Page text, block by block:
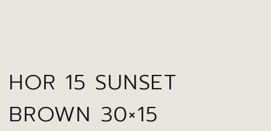
HOR 15 SUNSET
BROWN 30×15